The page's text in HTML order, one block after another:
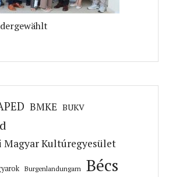
BMKE BUKV
Magyar Kultúregyesület
Burgenlandungarn Bécs